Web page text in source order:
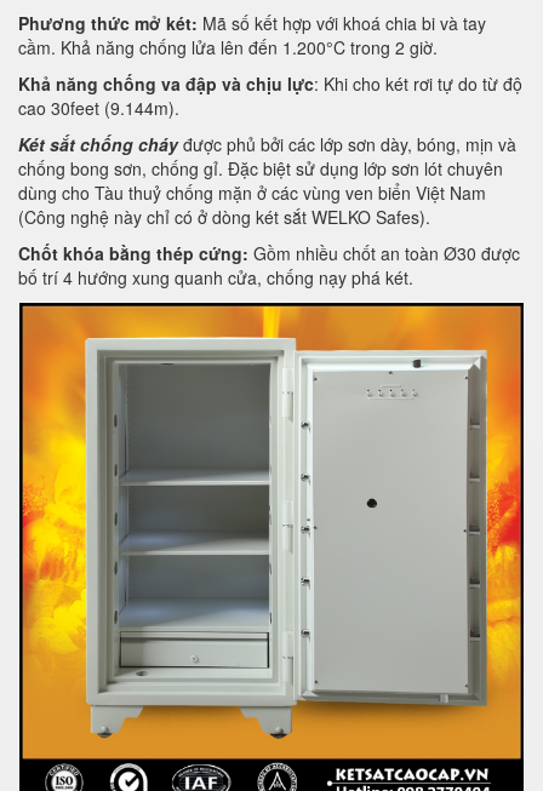
Phương thức mở két: Mã số kết hợp với khoá chia bi và tay
cầm. Khả năng chống lửa lên đến 1.200°C trong 2 giờ.
Khả năng chống va đập và chịu lực: Khi cho két rơi tự do từ độ
cao 30feet (9.144m).
Két sắt chống cháyđược phủ bởi các lớp sơn dày, bóng, mịn và
chống bong sơn, chống gỉ. Đặc biệt sử dụng lớp sơn lót chuyên
dùng cho Tàu thuỷ chống mặn ở các vùng ven biển Việt Nam
(Công nghệ này chỉ có ở dòng két sắt WELKO Safes).
Chốt khóa bằng thép cứng: Gồm nhiều chốt an toàn Ø30 được
bố trí 4 hướng xung quanh cửa, chống nạy phá két.